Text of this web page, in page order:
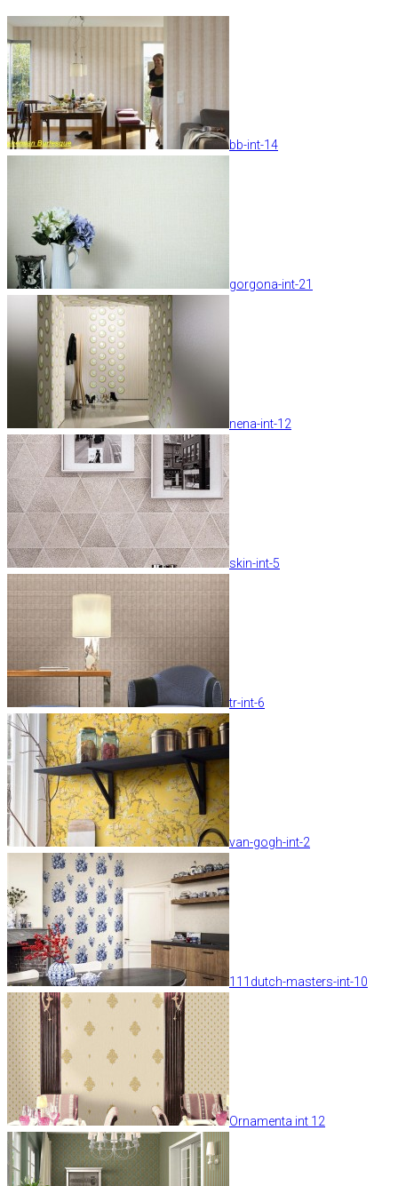
bb-int-14
gorgona-int-21
nena-int-12
skin-int-5
tr-int-6
van-gogh-int-2
111dutch-masters-int-10
Ornamenta int 12